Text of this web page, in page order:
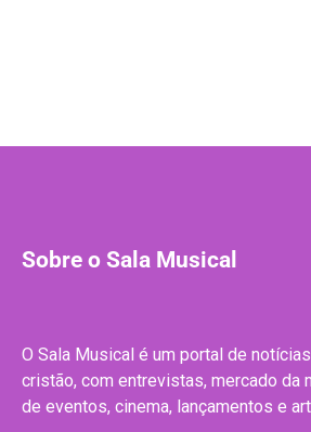
Sobre o Sala Musical
O Sala Musical é um portal de
cristão, com entrevistas, mercado da
de eventos, cinema, lançamentos e